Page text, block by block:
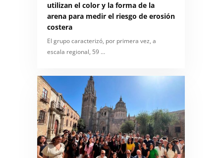
utilizan el color y la forma de la
arena para medir el riesgo de erosión
costera
El grupo caracterizó, por primera vez, a
escala regional, 59 …